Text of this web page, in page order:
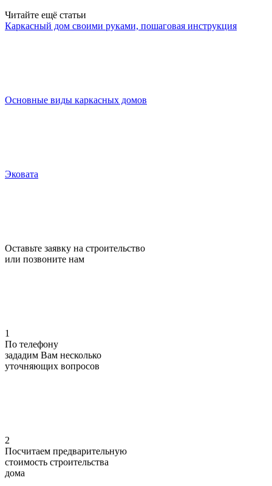
Читайте ещё статьи
Каркасный дом своими руками, пошаговая инструкция
Основные виды каркасных домов
Эковата
Оставьте заявку на строительство
или позвоните нам
1
По телефону
зададим Вам несколько
уточняющих вопросов
2
Посчитаем предварительную
стоимость строительства
дома